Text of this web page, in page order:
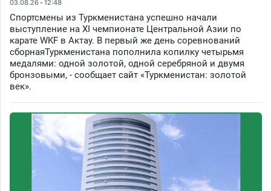
03.08.26 - 12:48
Спортсмены из Туркменистана успешно начали
выступление на XI чемпионате Центральной Азии по
карате WKF в Актау. В первый же день соревнований
сборнаяТуркменистана пополнила копилку четырьмя
медалями: одной золотой, одной серебряной и двумя
бронзовыми, - сообщает сайт «Туркменистан: золотой
век».